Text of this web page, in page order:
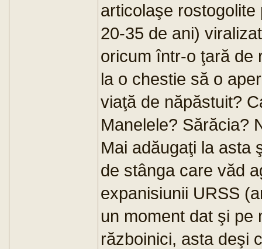
articolaşe
20-35 de ani)
oricum într-o ţară de
la o chestie să o
viaţă de năpăstuit?
Manelele? Sărăcia?
Mai adăugaţi la asta
de stânga care văd
expanisiunii URSS
un moment dat şi pe
războinici, asta deşi